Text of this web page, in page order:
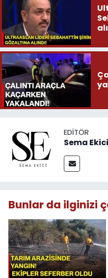
EDITÖR
Sema Ekici
Bunlar da ilginizi